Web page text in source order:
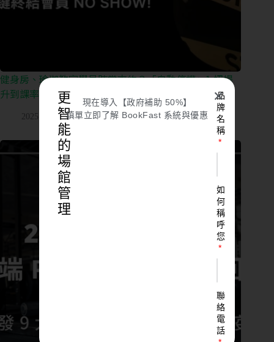
健身房、瑜珈教室學員時常爽約？「自動停權」1 招提
升到課率！
2025 年 2 月 11 日 健身房,自動停權
更
智
能
的
場
館
管
理
現在導入【政府補助 50%】
填單立即了解 BookFast 系統與優惠
品
牌
名
稱
如
何
稱
呼
您
聯
絡
電
話
✕